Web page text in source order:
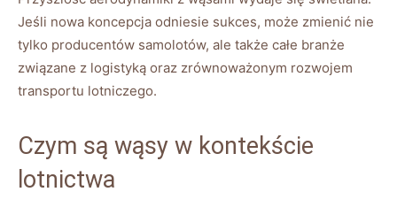
Jeśli nowa koncepcja odniesie sukces, może zmienić nie
tylko producentów samolotów, ale także całe ​branże
związane z logistyką oraz zrównoważonym⁢ rozwojem
transportu lotniczego.
Czym są wąsy w kontekście
lotnictwa